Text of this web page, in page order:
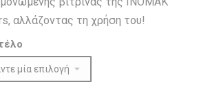
αλλάζοντας τη χρήση του!